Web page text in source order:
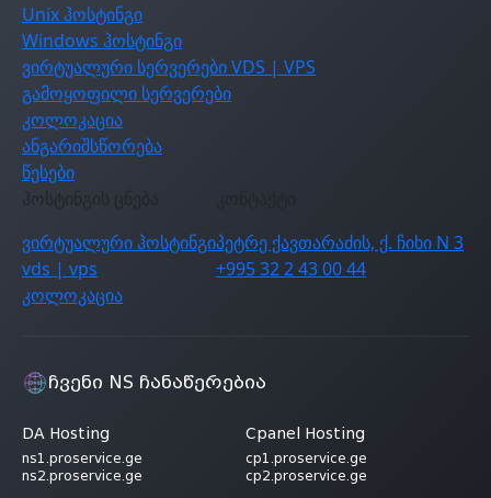
Unix ჰოსტინგი
Windows ჰოსტინგი
ვირტუალური სერვერები VDS | VPS
გამოყოფილი სერვერები
კოლოკაცია
ანგარიშსწორება
წესები
ჰოსტინგის ცნება
ვირტუალური ჰოსტინგი
vds | vps
კოლოკაცია
პეტრე ქავთარაძის, ქ. ჩიხი N 3
+995 32 2 43 00 44
ჩვენი NS ჩანაწერებია
DA Hosting
ns1.proservice.ge
ns2.proservice.ge
Cpanel Hosting
cp1.proservice.ge
cp2.proservice.ge